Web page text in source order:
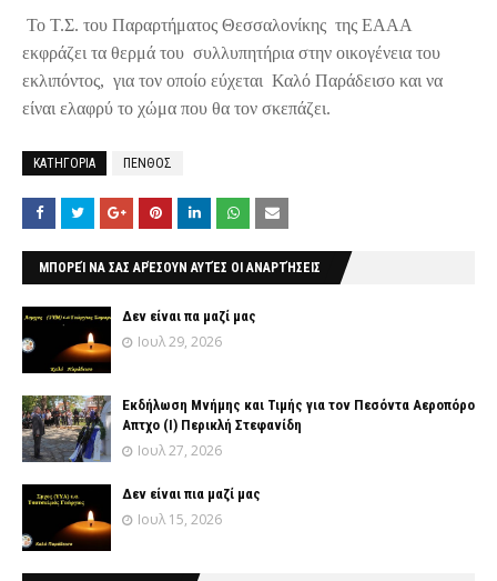
Το Τ.Σ. του Παραρτήματος Θεσσαλονίκης της ΕΑΑΑ
εκφράζει τα θερμά του συλλυπητήρια στην οικογένεια του
εκλιπόντος, για τον οποίο εύχεται Καλό Παράδεισο και να
είναι ελαφρύ το χώμα που θα τον σκεπάζει.
ΚΑΤΗΓΟΡΙΑ ΠΕΝΘΟΣ
ΜΠΟΡΕΊ ΝΑ ΣΑΣ ΑΡΈΣΟΥΝ ΑΥΤΈΣ ΟΙ ΑΝΑΡΤΉΣΕΙΣ
Δεν είναι πα μαζί μας
Ιουλ 29, 2026
Εκδήλωση Μνήμης και Τιμής για τον Πεσόντα Αεροπόρο
Απτχο (Ι) Περικλή Στεφανίδη
Ιουλ 27, 2026
Δεν είναι πια μαζί μας
Ιουλ 15, 2026